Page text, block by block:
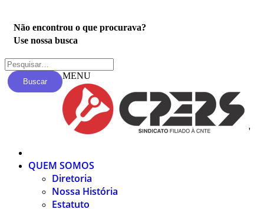
Não encontrou o que procurava?
Use nossa busca
Buscar
MENU
'
QUEM SOMOS
Diretoria
Nossa História
Estatuto